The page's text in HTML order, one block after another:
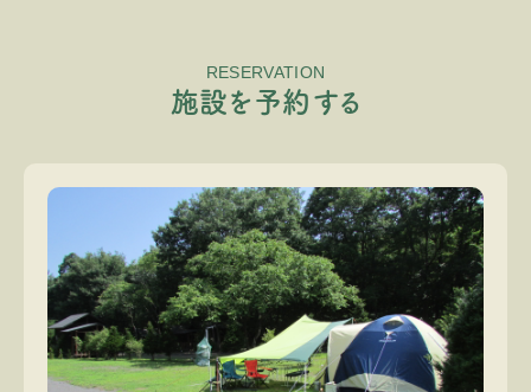
RESERVATION
施設を 予約 する